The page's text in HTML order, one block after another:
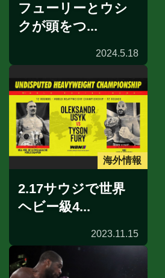
フューリーとウシ
クが頭をつ...
2024.5.18
海外情報
2.17サウジで世界
ヘビー級4...
2023.11.15